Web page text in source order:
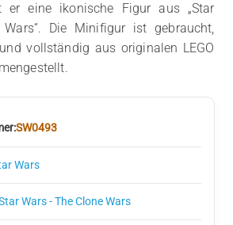
er eine ikonische Figur aus „Star
Die Minifigur ist gebraucht,
vollständig aus originalen LEGO
SW0493
Wars
Wars - The Clone Wars